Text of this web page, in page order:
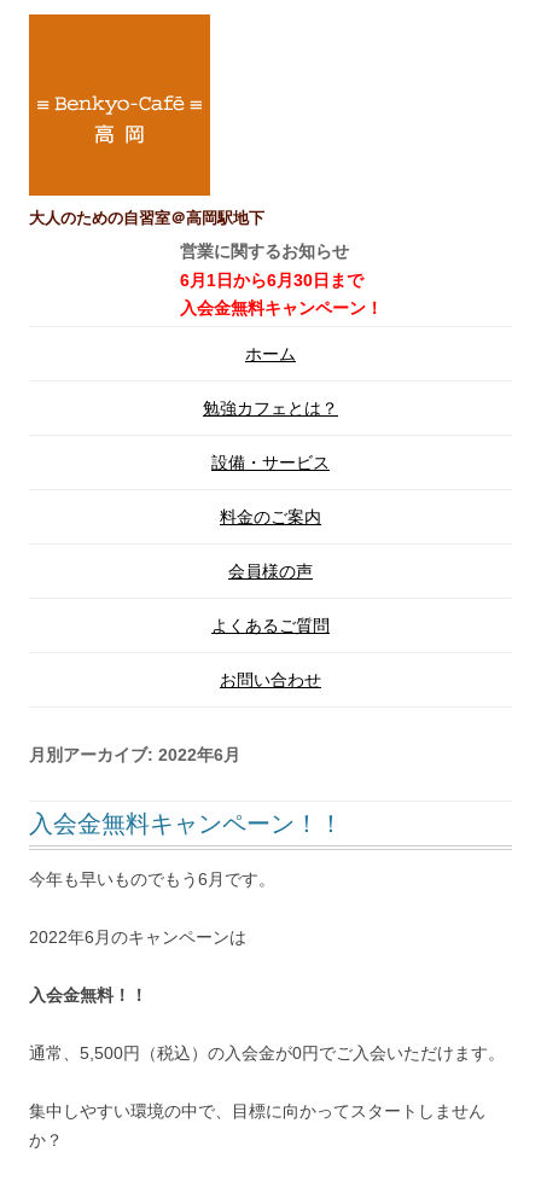
大人のための自習室＠高岡駅地下
営業に関するお知らせ
6月1日から6月30日まで
入会金無料キャンペーン！
ン
ツ
キ
プ
ホーム
勉強カフェとは？
設備・サービス
料金のご案内
会員様の声
よくあるご質問
お問い合わせ
月別アーカイブ: 2022年6月
入会金無料キャンペーン！！
今年も早いものでもう6月です。
2022年6月のキャンペーンは
入会金無料！！
通常、5,500円（税込）の入会金が0円でご入会いただけます。
集中しやすい環境の中で、目標に向かってスタートしません
か？